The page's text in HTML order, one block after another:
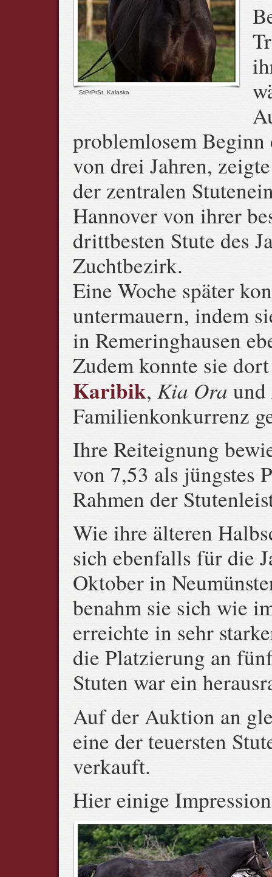
StPrPrSt. Kalaska
problemlosem
von drei Jahren,
der zentralen
Hannover von ihrer
drittbesten Stute des
Zuchtbezirk.
Eine Woche später
untermauern, indem
in Remeringhausen
Zudem konnte sie
Karibik, Kia Ora und
Familienkonkurrenz
Ihre Reiteignung
von 7,53 als jüngstes
Rahmen der
Wie ihre älteren
sich ebenfalls für die
Oktober in
benahm sie sich wie
erreichte in sehr
die Platzierung an
Stuten war ein
Auf der Auktion an
eine der teuersten
verkauft.
Hier einige